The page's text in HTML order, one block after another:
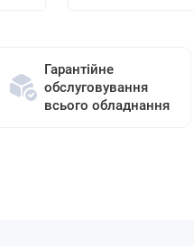
Гарантійне
обслуговування
всього обладнання